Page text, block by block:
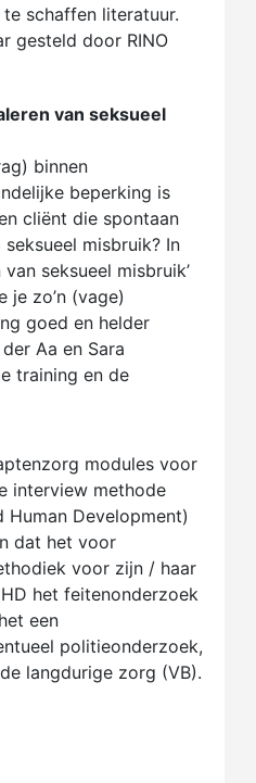
schaffen literatuur.
gesteld door RINO
van seksueel
binnen
beperking is
cliënt die spontaan
misbruik? In
seksueel misbruik’
je zo’n (vage)
goed en helder
Aa en Sara
training en de
modules voor
interview methode
Development)
dat het voor
voor zijn / haar
het feitenonderzoek
een
politieonderzoek,
langdurige zorg (VB).